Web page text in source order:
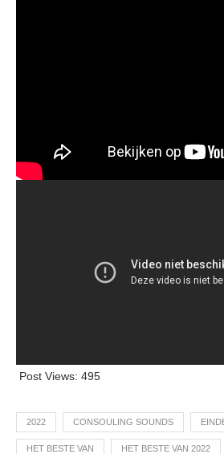
Post Views: 495
2022 CONSOULING SOUNDS
HET BESTE VAN HET BESTE VAN 2022